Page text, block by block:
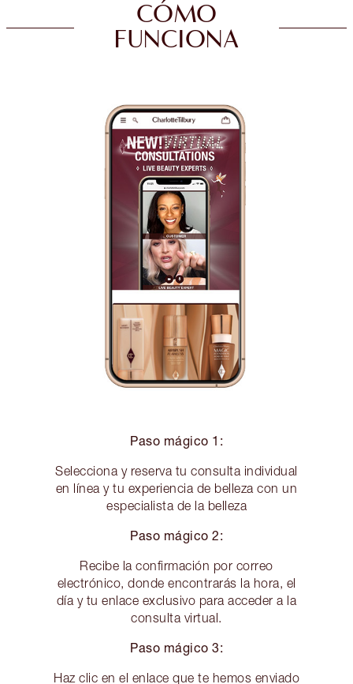
CÓMO
FUNCIONA
Paso mágico 1:
Selecciona y reserva tu consulta individual
en línea y tu experiencia de belleza con un
especialista de la belleza
Paso mágico 2:
Recibe la confirmación por correo
electrónico, donde encontrarás la hora, el
día y tu enlace exclusivo para acceder a la
consulta virtual.
Paso mágico 3:
Haz clic en el enlace que te hemos enviado